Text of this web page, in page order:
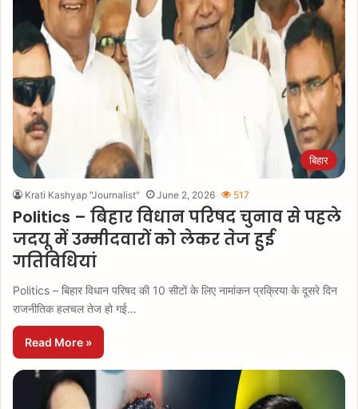
बिहार
Krati Kashyap "Journalist" June 2, 2026 517
Politics – बिहार विधान परिषद चुनाव से पहले
जदयू में उम्मीदवारों को लेकर तेज हुई
गतिविधियां
Politics – बिहार विधान परिषद की 10 सीटों के लिए नामांकन प्रक्रिया के दूसरे दिन
राजनीतिक हलचल तेज हो गई…
Read More »